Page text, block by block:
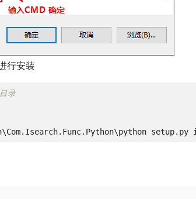
行安装
录